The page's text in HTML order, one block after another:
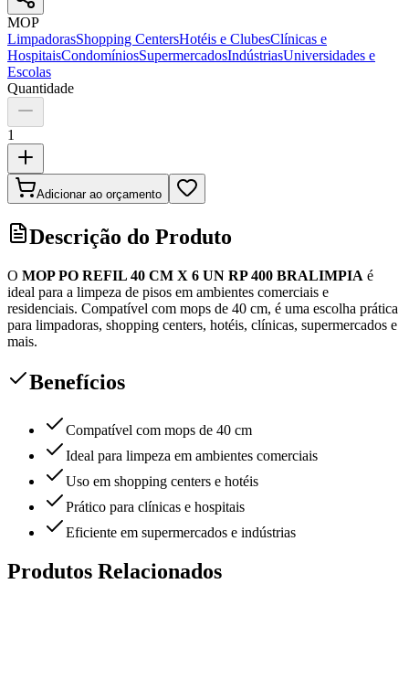
MOP
LimpadorasShopping CentersHotéis e ClubesClínicas e
HospitaisCondomíniosSupermercadosIndústriasUniversidades e
Escolas
Quantidade
1
Adicionar ao orçamento
Descrição do Produto
O MOP PO REFIL 40 CM X 6 UN RP 400 BRALIMPIA é
ideal para a limpeza de pisos em ambientes comerciais e
residenciais. Compatível com mops de 40 cm, é uma escolha prática
para limpadoras, shopping centers, hotéis, clínicas, supermercados e
mais.
Benefícios
Compatível com mops de 40 cm
Ideal para limpeza em ambientes comerciais
Uso em shopping centers e hotéis
Prático para clínicas e hospitais
Eficiente em supermercados e indústrias
Produtos Relacionados